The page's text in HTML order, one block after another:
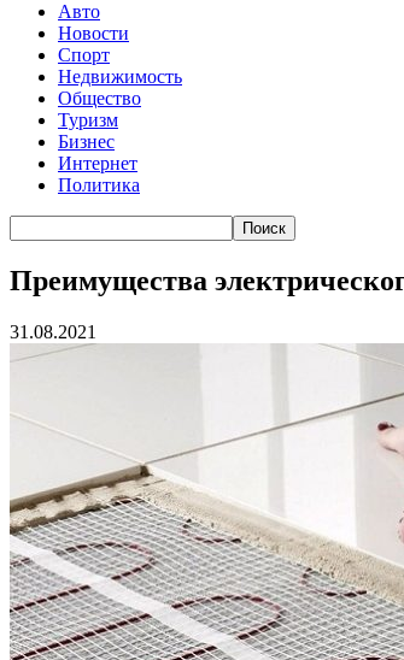
Авто
Новости
Спорт
Недвижимость
Общество
Туризм
Бизнес
Интернет
Политика
Преимущества
31.08.2021